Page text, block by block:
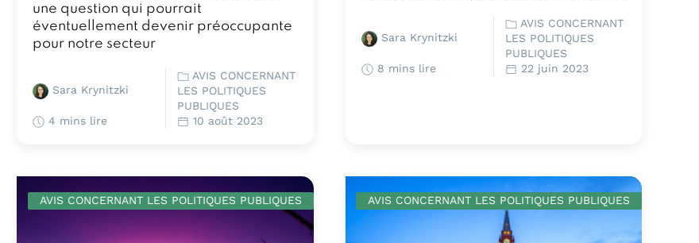
une question qui pourrait
éventuellement devenir préoccupante
pour notre secteur
Sara Krynitzki
AVIS CONCERNANT
LES POLITIQUES
PUBLIQUES
4 mins lire
10 août 2023
Sara Krynitzki
AVIS CONCERNANT
LES POLITIQUES
PUBLIQUES
8 mins lire
22 juin 2023
AVIS CONCERNANT LES POLITIQUES PUBLIQUES AVIS CONCERNANT LES POLITIQUES PUBLIQUES